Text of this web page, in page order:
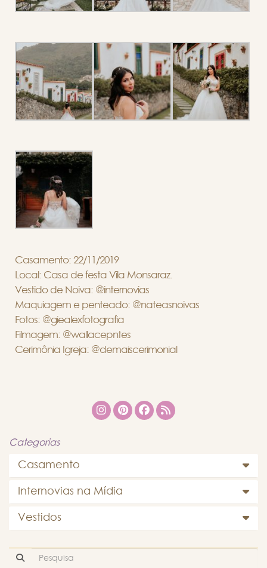
Casamento: 22/11/2019
Local: Casa de festa Vila Monsaraz.
Vestido de Noiva: @internovias
Maquiagem e penteado: @nateasnoivas
Fotos: @giealexfotografia
Filmagem: @wallacepntes
Cerimônia Igreja: @demaiscerimonial
Categorias
Casamento
Internovias na Mídia
Vestidos